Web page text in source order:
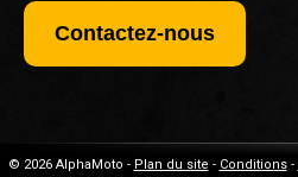
Contactez-nous
© 2026 AlphaMoto - Plan du site - Conditions-